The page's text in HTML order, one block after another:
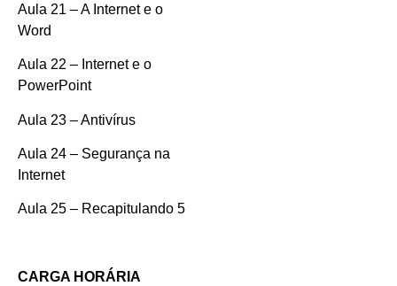
Aula 21 – A Internet e o
Word
Aula 22 – Internet e o
PowerPoint
Aula 23 – Antivírus
Aula 24 – Segurança na
Internet
Aula 25 – Recapitulando 5
CARGA HORÁRIA